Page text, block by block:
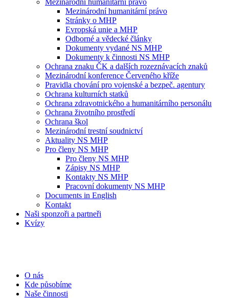
Mezinárodní humanitární právo
Mezinárodní humanitární právo
Stránky o MHP
Evropská unie a MHP
Odborné a vědecké články
Dokumenty vydané NS MHP
Dokumenty k činnosti NS MHP
Ochrana znaku ČK a dalších rozeznávacích znaků
Mezinárodní konference Červeného kříže
Pravidla chování pro vojenské a bezpeč. agentury
Ochrana kulturních statků
Ochrana zdravotnického a humanitárního personálu
Ochrana životního prostředí
Ochrana škol
Mezinárodní trestní soudnictví
Aktuality NS MHP
Pro členy NS MHP
Pro členy NS MHP
Zápisy NS MHP
Kontakty NS MHP
Pracovní dokumenty NS MHP
Documents in English
Kontakt
Naši sponzoři a partneři
Kvízy
O nás
Kde působíme
Naše činnosti